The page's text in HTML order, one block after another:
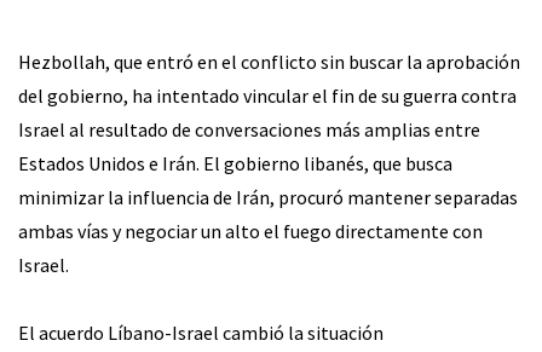
Hezbollah, que entró en el conflicto sin buscar la aprobación
del gobierno, ha intentado vincular el fin de su guerra contra
Israel al resultado de conversaciones más amplias entre
Estados Unidos e Irán. El gobierno libanés, que busca
minimizar la influencia de Irán, procuró mantener separadas
ambas vías y negociar un alto el fuego directamente con
Israel.
El acuerdo Líbano-Israel cambió la situación